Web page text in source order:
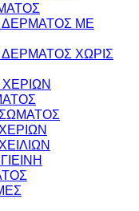
ΔΕΡΜΑΤΟΣ ΜΕ
ΧΩΡΙΣ